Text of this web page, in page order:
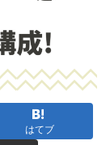
はてブ